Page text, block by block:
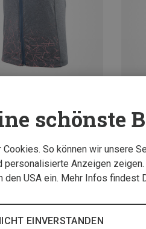
73% Du
schönste
So können wir unsere
personalisierte Anzeigen
den USA ein. Mehr Infos findest
EINVERSTANDEN